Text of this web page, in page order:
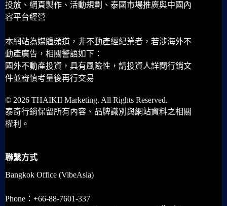
投放、網頁製作、活動規劃、泰國市場推廣與中國內
容平台經營
本網站為媒體頻道，非不動產經紀業者，若涉海外不
動產廣告，相關警語如下：
國外不動產投資，具有風險性，請投資人詳閱行銷文
件並審慎考量後再行交易
© 2026 THAIKII Marketing. All Rights Reserved.
泰奇行銷保留所有內容、品牌識別與網站資料之相關
權利。
聯繫方式
Bangkok Office (VibeAsia)
Phone：+66-88-7601-337